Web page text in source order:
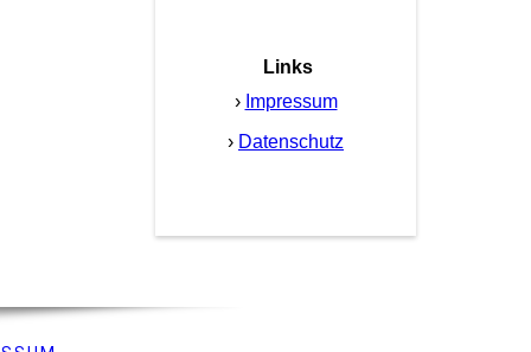
Links
› Impressum
› Datenschutz